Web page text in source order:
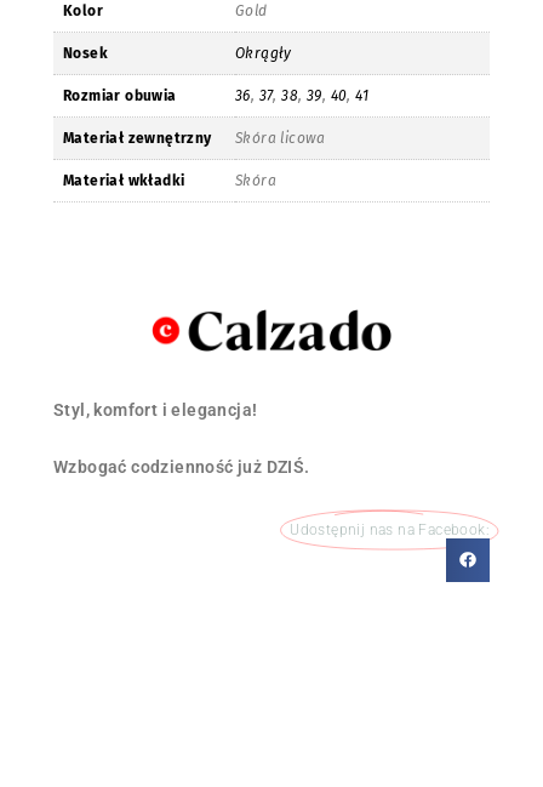
Kolor Gold
Nosek Okrągły
Rozmiar obuwia 36, 37,38, 39, 40,41
Materiał zewnętrzny Skóra licowa
Materiał wkładki Skóra
Styl, komfort i elegancja!
Wzbogać codzienność już DZIŚ.
Udostępnij nas na Facebook: